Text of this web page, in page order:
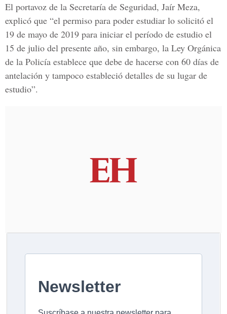
El portavoz de la Secretaría de Seguridad, Jaír Meza,
explicó que “el permiso para poder estudiar lo solicitó el
19 de mayo de 2019 para iniciar el período de estudio el
15 de julio del presente año, sin embargo, la Ley Orgánica
de la Policía establece que debe de hacerse con 60 días de
antelación y tampoco estableció detalles de su lugar de
estudio”.